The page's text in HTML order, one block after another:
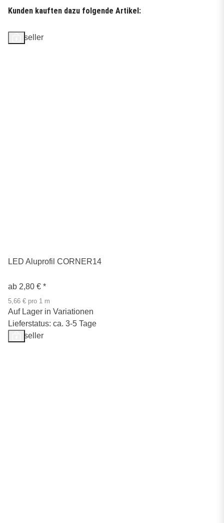
Kunden kauften dazu folgende Artikel:
Bestseller
LED Aluprofil CORNER14
ab 2,80 € *
5,66 € pro 1 m
Auf Lager in Variationen
Lieferstatus: ca. 3-5 Tage
Bestseller